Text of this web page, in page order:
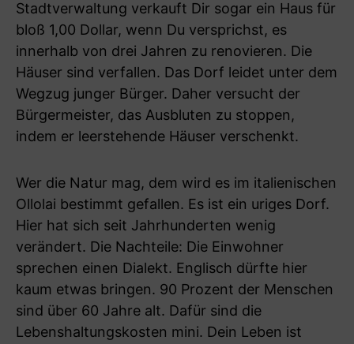
Stadtverwaltung verkauft Dir sogar ein Haus für
bloß 1,00 Dollar, wenn Du versprichst, es
innerhalb von drei Jahren zu renovieren. Die
Häuser sind verfallen. Das Dorf leidet unter dem
Wegzug junger Bürger. Daher versucht der
Bürgermeister, das Ausbluten zu stoppen,
indem er leerstehende Häuser verschenkt.
Wer die Natur mag, dem wird es im italienischen
Ollolai bestimmt gefallen. Es ist ein uriges Dorf.
Hier hat sich seit Jahrhunderten wenig
verändert. Die Nachteile: Die Einwohner
sprechen einen Dialekt. Englisch dürfte hier
kaum etwas bringen. 90 Prozent der Menschen
sind über 60 Jahre alt. Dafür sind die
Lebenshaltungskosten mini. Dein Leben ist